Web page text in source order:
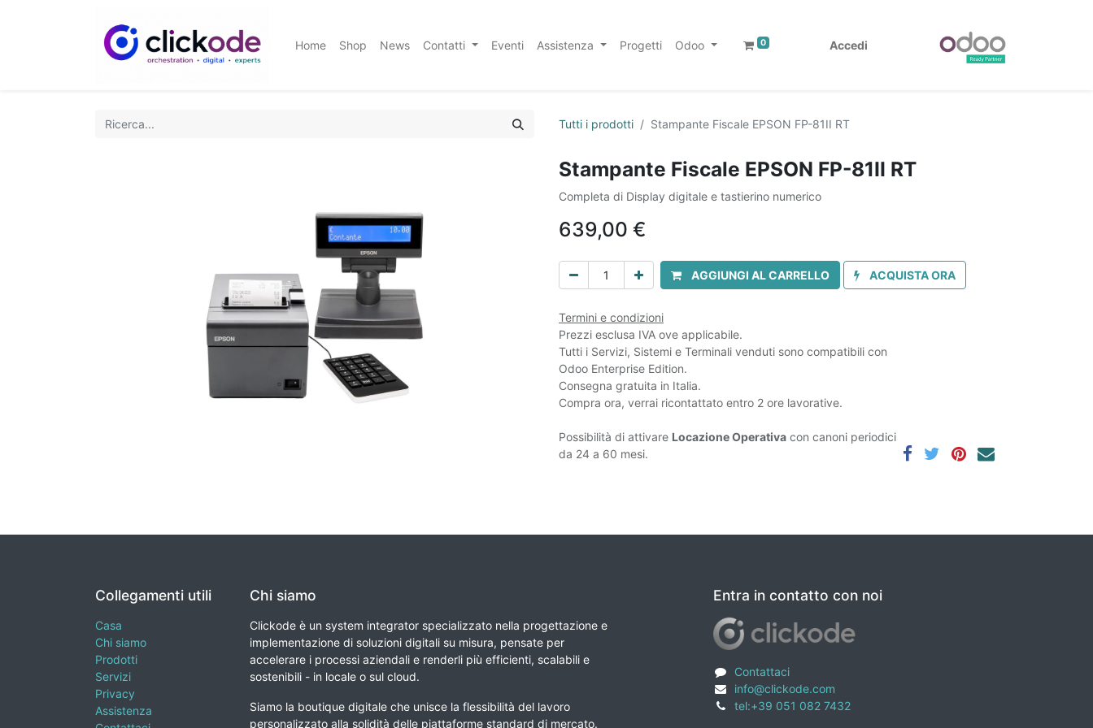
Home Shop News Contatti Eventi Assistenza Progetti Odoo 0 Accedi
Tutti i prodotti Stampante Fiscale EPSON FP-81II RT
Stampante Fiscale EPSON FP-81II RT
Completa di Display digitale e tastierino numerico
639,00 €
AGGIUNGI AL CARRELLO ACQUISTA ORA
Termini e condizioni
Prezzi esclusa IVA ove applicabile.
Tutti i Servizi, Sistemi e Terminali venduti sono compatibili con
Odoo Enterprise Edition.
Consegna gratuita in Italia.
Compra ora, verrai ricontattato entro 2 ore lavorative.
Possibilità di attivare Locazione Operativa con canoni periodici
da 24 a 60 mesi.
Collegamenti utili
Casa
Chi siamo
Prodotti
Servizi
Privacy
Assistenza
Chi siamo
Clickode è un system integrator specializzato nella progettazione e
implementazione di soluzioni digitali su misura, pensate per
accelerare i processi aziendali e renderli più efficienti, scalabili e
sostenibili - in locale o sul cloud.
Siamo la boutique digitale che unisce la flessibilità del lavoro
personalizzato alla solidità delle piattaforme standard di mercato.
Entra in contatto con noi
Contattaci
info@clickode.com
tel:+39 051 082 7432